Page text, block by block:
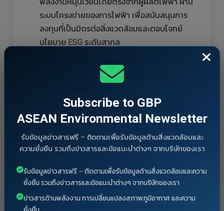
ระบบโครงข่ายของการไฟฟ้า เพื่อสนับสนุนการ
ลงทุนที่เป็นมิตรต่อสิ่งแวดล้อมและตอบโจทย์
นโยบาย ESG ระดับสากล
ไม่เกิน 2,000 เมกะวัตต์ (MW) และมีระยะเวลา
ผู้เข้าร่วมต้องเป็นนิติบุคคลที่ได้รับการส่งเสริมการ
ลงทุนจาก BOI
คุณสมบัติของ Data Center
Subscribe to GBP
ASEAN Environmental Newsletter
รับข้อมูลข่าวสารฟรี – ติดตามเพื่อรับข้อมูลด้านสิ่งแวดล้อมและ
ความยั่งยืน รวมถึงข่าวสารและข้อแนะนำต่างๆ จากบริษัทของเรา
รับข้อมูลข่าวสารฟรี – ติดตามเพื่อรับข้อมูลด้านสิ่งแวดล้อมและความ
ยั่งยืน รวมถึงข่าวสารและข้อแนะนำต่างๆ จากบริษัทของเรา
ข่าวสารด้านพลังงาน การเปลี่ยนแปลงสภาพภูมิอากาศ และความ
ยั่งยืน